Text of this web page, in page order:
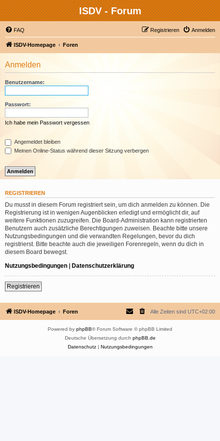
ISDV - Forum
FAQ Anmelden
Registrieren
ISDV-Homepage Foren
Anmelden
Benutzername:
Passwort:
Ich habe mein Passwort vergessen
Angemeldet bleiben
Meinen Online-Status während dieser Sitzung verbergen
REGISTRIEREN
Du musst in diesem Forum registriert sein, um dich anmelden zu können. Die
Registrierung ist in wenigen Augenblicken erledigt und ermöglicht dir, auf
weitere Funktionen zuzugreifen. Die Board-Administration kann registrierten
Benutzern auch zusätzliche Berechtigungen zuweisen. Beachte bitte unsere
Nutzungsbedingungen und die verwandten Regelungen, bevor du dich
registrierst. Bitte beachte auch die jeweiligen Forenregeln, wenn du dich in
diesem Board bewegst.
Nutzungsbedingungen | Datenschutzerklärung
Registrieren
ISDV-Homepage Foren Alle Zeiten sind UTC+02:00
Powered by phpBB® Forum Software © phpBB Limited
Deutsche Übersetzung durch phpBB.de
Datenschutz| Nutzungsbedingungen